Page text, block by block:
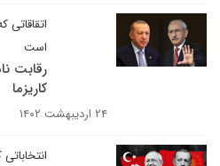
اتقاقاتی
است
رقابت
کاریزما
۲۴ اردیبهشت ۱۴۰۲